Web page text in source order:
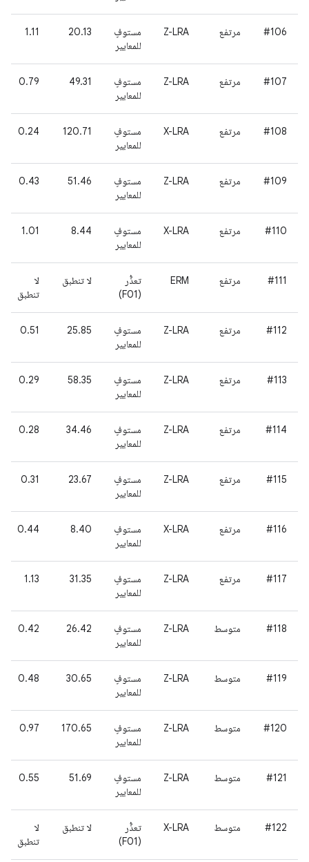
#106 مرتفع Z-LRA
مستوفٍ
للمعايير
20.13
1.11
#107 مرتفع Z-LRA
مستوفٍ
للمعايير
49.31
0.79
#108 مرتفع X-LRA
مستوفٍ
للمعايير
120.71
0.24
#109 مرتفع Z-LRA
مستوفٍ
للمعايير
51.46
0.43
#110 مرتفع X-LRA
مستوفٍ
للمعايير
8.44
1.01
#111 مرتفع ERM
تعذُّر
(F01)
لا تنطبق
لا
تنطبق
#112 مرتفع Z-LRA
مستوفٍ
للمعايير
25.85
0.51
#113 مرتفع Z-LRA
مستوفٍ
للمعايير
58.35
0.29
#114 مرتفع Z-LRA
مستوفٍ
للمعايير
34.46
0.28
#115 مرتفع Z-LRA
مستوفٍ
للمعايير
23.67
0.31
#116 مرتفع X-LRA
مستوفٍ
للمعايير
8.40
0.44
#117 مرتفع Z-LRA
مستوفٍ
للمعايير
31.35
1.13
#118 متوسط Z-LRA
مستوفٍ
للمعايير
26.42
0.42
#119 متوسط Z-LRA
مستوفٍ
للمعايير
30.65
0.48
#120 متوسط Z-LRA
مستوفٍ
للمعايير
170.65
0.97
#121 متوسط Z-LRA
مستوفٍ
للمعايير
51.69
0.55
#122 متوسط X-LRA
تعذُّر
(F01)
لا تنطبق
لا
تنطبق